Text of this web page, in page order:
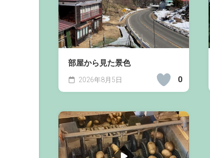
部屋から見た景色
0
2026年8月5日